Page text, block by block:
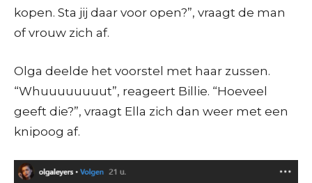
kopen. Sta jij daar voor open?”, vraagt de man
of vrouw zich af.
Olga deelde het voorstel met haar zussen.
“Whuuuuuuuut”, reageert Billie. “Hoeveel
geeft die?”, vraagt Ella zich dan weer met een
knipoog af.